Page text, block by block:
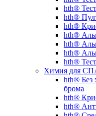
hth®
hth®
hth®
hth®
hth®
hth®
hth®
Химия для
hth® Без
брома
hth®
hth®